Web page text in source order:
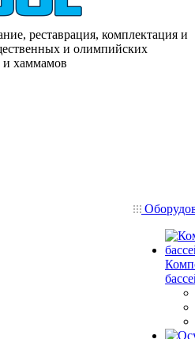
реставрация, комплектация и
и олимпийских
и хаммамов